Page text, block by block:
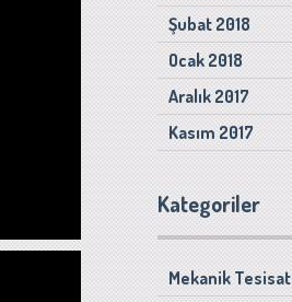
Şubat 2018
Ocak 2018
Aralık 2017
Kasım 2017
Kategoriler
Mekanik Tesisat